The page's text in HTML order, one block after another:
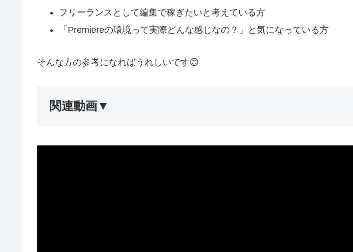
フリーランスとして編集で稼ぎたいと考えている方
「Premiereの環境って実際どんな感じなの？」と気になっている方
そんな方の参考になればうれしいです😊
関連動画▼